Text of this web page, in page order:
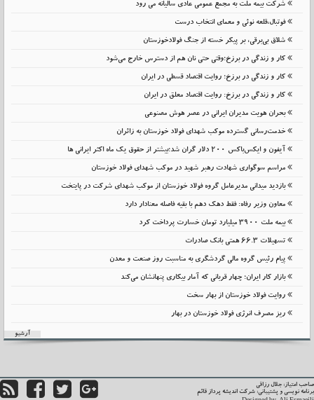
شرکت بیمه ملت به مجمع عمومی عادی سالیانه می رود
فوتبال،قلعه نوئی و معمای انتخاب درست
شلاق‌ بی‌برقی، بر پیکر خسته‌ از جنگ فولادخوزستان
کار و زندگی در برزخ؛وقتی حتی نان هم از دسترس خارج می‌شود
کار و زندگی در برزخ؛ روایت اقتصاد قسطی در ایران
کار و زندگی در برزخ: روایت اقتصاد معلق در ایران
بحران هویت مدیران ایرانی در عصر هوش مصنوعی
خدمت‌رسانی گسترده موکب شهدای فولاد خوزستان به زائران
آیفون و ایکس‌باکس ۲۰۰ دلار گران شد؛بیشتر از حقوق یک ماه اکثر ایرانی ها
مراسم سوگواری شهادت رهبر شهید در موکب شهدای فولاد خوزستان
بازدید میدانی مدیرعامل گروه فولاد خوزستان از موکب شهدای شرکت در پایتخت
معاون وزیر رفاه: فقط دهک دهم با بقیه فاصله معنادار دارد
بیمه ملت 3900 میلیارد تومان خسارت پرداخت کرد
تسهیلات 66.3 همتی بانک صادرات
پیام رئیس گروه مالی گردشگری به مناسبت روز صنعت و معدن
بازار کار ایران؛ چهار قربانی که آمار بیکاری پنهانشان می‌کند
روایت فولاد خوزستان از بهار سخت
ریز مصرف انرژی فولاد خوزستان در بهار
آرشیو
امتیاز: جلال رزاقی
نویسی و پشتیبانی: شرکت اندیشه پرداز قائم